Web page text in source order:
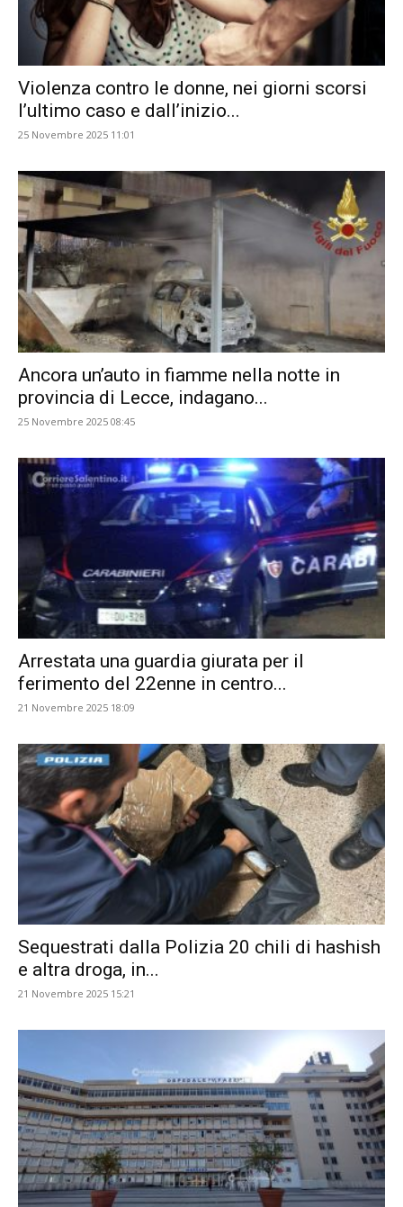
Violenza contro le donne, nei giorni scorsi
l’ultimo caso e dall’inizio...
25 Novembre 2025 11:01
Ancora un’auto in fiamme nella notte in
provincia di Lecce, indagano...
25 Novembre 2025 08:45
Arrestata una guardia giurata per il
ferimento del 22enne in centro...
21 Novembre 2025 18:09
Sequestrati dalla Polizia 20 chili di hashish
e altra droga, in...
21 Novembre 2025 15:21